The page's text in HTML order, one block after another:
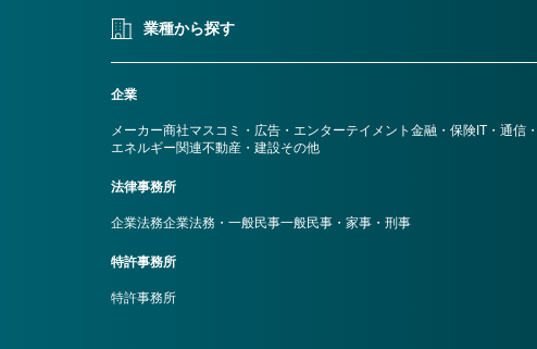
業種から探す
企業
メーカー商社マスコミ・広告・エンターテイメント 金融・保険 IT・通信
エネルギー関連不動産・建設その他
法律事務所
企業法務企業法務・一般民事一般民事・家事・刑事
特許事務所
特許事務所